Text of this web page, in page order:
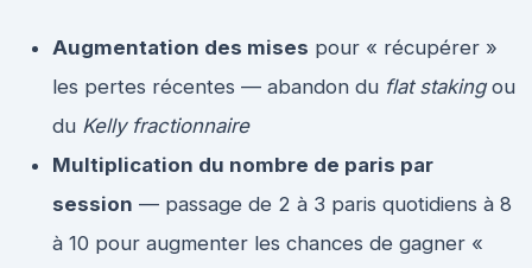
Augmentation des mises pour « récupérer »
les pertes récentes — abandon du flat stakingou
du Kelly fractionnaire
Multiplication du nombre de paris par
session — passage de 2 à 3 paris quotidiens à 8
à 10 pour augmenter les chances de gagner «